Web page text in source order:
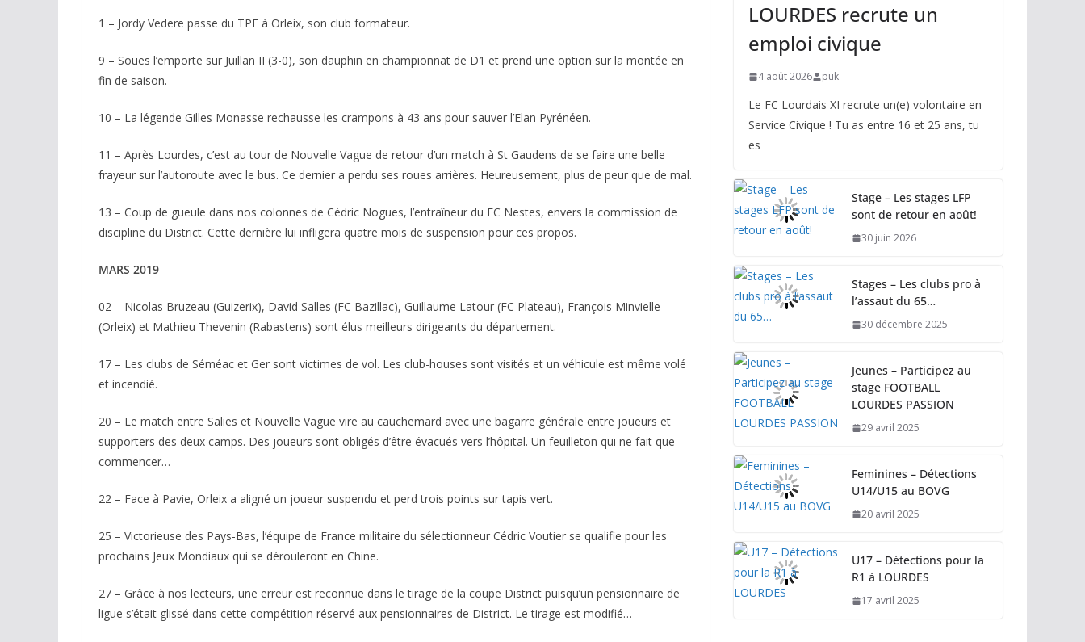
1 – Jordy Vedere passe du TPF à Orleix, son club formateur.
9 – Soues l’emporte sur Juillan II (3-0), son dauphin en championnat de D1 et prend une option sur la montée en
fin de saison.
10 – La légende Gilles Monasse rechausse les crampons à 43 ans pour sauver l’Elan Pyrénéen.
11 – Après Lourdes, c’est au tour de Nouvelle Vague de retour d’un match à St Gaudens de se faire une belle
frayeur sur l’autoroute avec le bus. Ce dernier a perdu ses roues arrières. Heureusement, plus de peur que de mal.
13 – Coup de gueule dans nos colonnes de Cédric Nogues, l’entraîneur du FC Nestes, envers la commission de
discipline du District. Cette dernière lui infligera quatre mois de suspension pour ces propos.
MARS 2019
02 – Nicolas Bruzeau (Guizerix), David Salles (FC Bazillac), Guillaume Latour (FC Plateau), François Minvielle
(Orleix) et Mathieu Thevenin (Rabastens) sont élus meilleurs dirigeants du département.
17 – Les clubs de Séméac et Ger sont victimes de vol. Les club-houses sont visités et un véhicule est même volé
et incendié.
20 – Le match entre Salies et Nouvelle Vague vire au cauchemard avec une bagarre générale entre joueurs et
supporters des deux camps. Des joueurs sont obligés d’être évacués vers l’hôpital. Un feuilleton qui ne fait que
commencer…
22 – Face à Pavie, Orleix a aligné un joueur suspendu et perd trois points sur tapis vert.
25 – Victorieuse des Pays-Bas, l’équipe de France militaire du sélectionneur Cédric Voutier se qualifie pour les
prochains Jeux Mondiaux qui se dérouleront en Chine.
27 – Grâce à nos lecteurs, une erreur est reconnue dans le tirage de la coupe District puisqu’un pensionnaire de
ligue s’était glissé dans cette compétition réservé aux pensionnaires de District. Le tirage est modifié…
LOURDES recrute un
emploi civique
4 août 2026 puk
Le FC Lourdais XI recrute un(e) volontaire en
Service Civique ! Tu as entre 16 et 25 ans, tu
es
Stage – Les stages LFP
sont de retour en août!
30 juin 2026
Stages – Les clubs pro à
l’assaut du 65…
30 décembre 2025
Jeunes – Participez au
stage FOOTBALL
LOURDES PASSION
29 avril 2025
Feminines – Détections
U14/U15 au BOVG
20 avril 2025
U17 – Détections pour la
R1 à LOURDES
17 avril 2025